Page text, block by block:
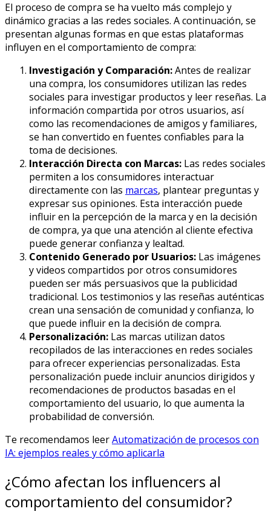
El proceso de compra se ha vuelto más complejo y
dinámico gracias a las redes sociales. A continuación, se
presentan algunas formas en que estas plataformas
influyen en el comportamiento de compra:
Investigación y Comparación:Antes de realizar
una compra, los consumidores utilizan las redes
sociales para investigar productos y leer reseñas. La
información compartida por otros usuarios, así
como las recomendaciones de amigos y familiares,
se han convertido en fuentes confiables para la
toma de decisiones.
Interacción Directa con Marcas: Las redes sociales
permiten a los consumidores interactuar
directamente con las marcas, plantear preguntas y
expresar sus opiniones. Esta interacción puede
influir en la percepción de la marca y en la decisión
de compra, ya que una atención al cliente efectiva
puede generar confianza y lealtad.
Contenido Generado por Usuarios: Las imágenes
y videos compartidos por otros consumidores
pueden ser más persuasivos que la publicidad
tradicional. Los testimonios y las reseñas auténticas
crean una sensación de comunidad y confianza, lo
que puede influir en la decisión de compra.
Personalización: Las marcas utilizan datos
recopilados de las interacciones en redes sociales
para ofrecer experiencias personalizadas. Esta
personalización puede incluir anuncios dirigidos y
recomendaciones de productos basadas en el
comportamiento del usuario, lo que aumenta la
probabilidad de conversión.
Te recomendamos leerAutomatización de procesos con
IA: ejemplos reales y cómo aplicarla
¿Cómo afectan los influencers al
comportamiento del consumidor?